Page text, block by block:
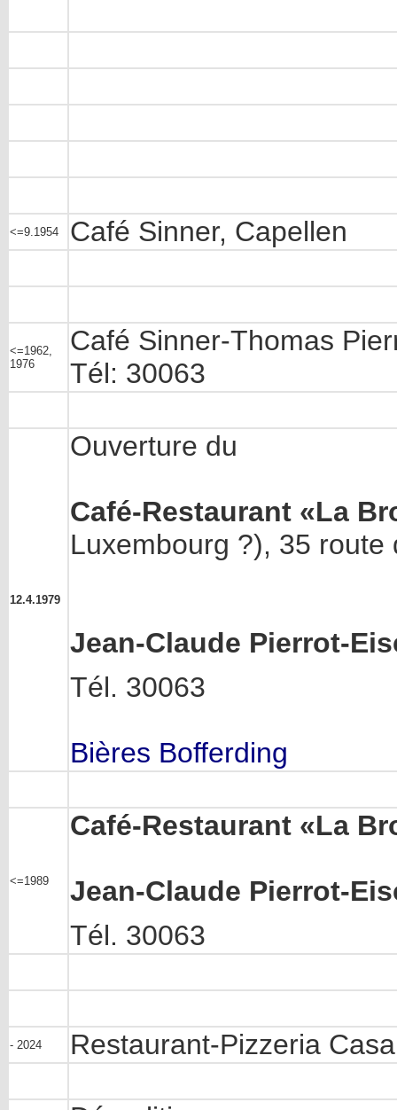
<=9.1954 Café Sinner, Capellen
<=1962,
1976
Café Sinner-Thomas
Tél: 30063
12.4.1979
Ouverture du
Café-Restaurant «La
Luxembourg ?), 35 route
Jean-Claude Pierrot-
Tél. 30063
Bières Bofferding
<=1989
Café-Restaurant «La
Jean-Claude Pierrot-
Tél. 30063
- 2024 Restaurant-Pizzeria